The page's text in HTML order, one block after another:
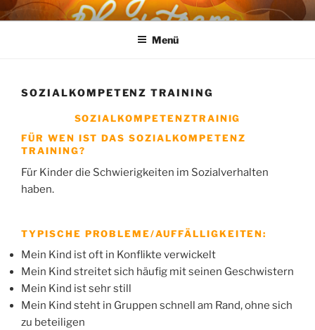
Zum
InhaltERGO- UND PHYSIOTEAM IM
SIEGFRIEDVIERTEL
Ihre Praxis für Ergotherapie und Physiotherapie in Braunschweig
Menü
SOZIALKOMPETENZ TRAINING
SOZIALKOMPETENZTRAINIG
FÜR WEN IST DAS SOZIALKOMPETENZ
TRAINING?
Für Kinder die Schwierigkeiten im Sozialverhalten
haben.
TYPISCHE PROBLEME/AUFFÄLLIGKEITEN:
Mein Kind ist oft in Konflikte verwickelt
Mein Kind streitet sich häufig mit seinen Geschwistern
Mein Kind ist sehr still
Mein Kind steht in Gruppen schnell am Rand, ohne sich
zu beteiligen